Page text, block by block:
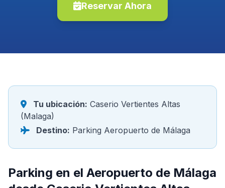
Reservar Ahora
Tu ubicación: Caserio Vertientes Altas
(Malaga)
Destino: Parking Aeropuerto de Málaga
Parking en el Aeropuerto de Málaga